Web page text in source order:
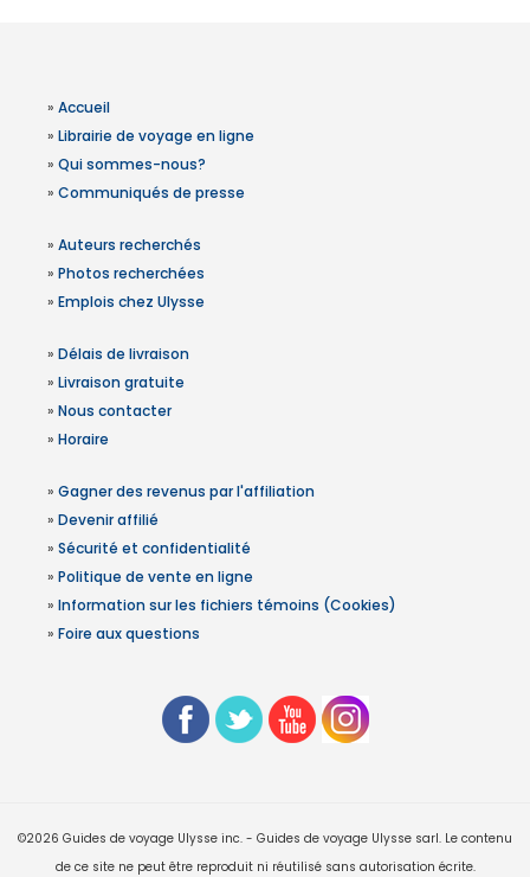
» Accueil
» Librairie de voyage en ligne
» Qui sommes-nous?
» Communiqués de presse
» Auteurs recherchés
» Photos recherchées
» Emplois chez Ulysse
» Délais de livraison
» Livraison gratuite
» Nous contacter
» Horaire
» Gagner des revenus par l'affiliation
» Devenir affilié
» Sécurité et confidentialité
» Politique de vente en ligne
» Information sur les fichiers témoins (Cookies)
» Foire aux questions
©2026 Guides de voyage Ulysse inc. - Guides de voyage Ulysse sarl. Le contenu
de ce site ne peut être reproduit ni réutilisé sans autorisation écrite.